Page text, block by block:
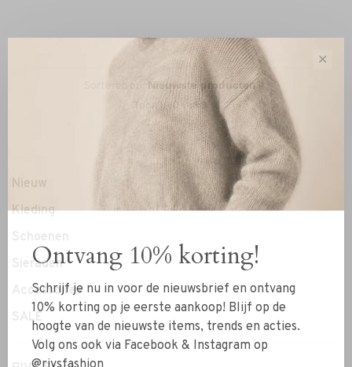
Sorteren op:
Toon 1 - 0 van 0
Nieuw
Kleding
Sieraden
Accessoires
SALE
✕
Ontvang 10% korting!
Schrijf je nu in voor de nieuwsbrief en ontvang
10% korting op je eerste aankoop! Blijf op de
hoogte van de nieuwste items, trends en acties.
Volg ons ook via Facebook & Instagram op